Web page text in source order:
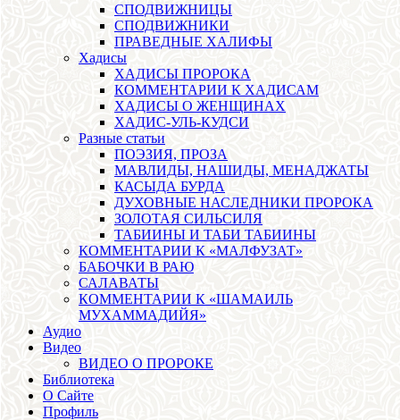
СПОДВИЖНИЦЫ
СПОДВИЖНИКИ
ПРАВЕДНЫЕ ХАЛИФЫ
Хадисы
ХАДИСЫ ПРОРОКА
КОММЕНТАРИИ К ХАДИСАМ
ХАДИСЫ О ЖЕНЩИНАХ
ХАДИС-УЛЬ-КУДСИ
Разные статьи
ПОЭЗИЯ, ПРОЗА
МАВЛИДЫ, НАШИДЫ, МЕНАДЖАТЫ
КАСЫДА БУРДА
ДУХОВНЫЕ НАСЛЕДНИКИ ПРОРОКА
ЗОЛОТАЯ СИЛЬСИЛЯ
ТАБИИНЫ И ТАБИ ТАБИИНЫ
КОММЕНТАРИИ К «МАЛФУЗАТ»
БАБОЧКИ В РАЮ
САЛАВАТЫ
КОММЕНТАРИИ К «ШАМАИЛЬ
МУХАММАДИЙЯ»
Аудио
Видео
ВИДЕО О ПРОРОКЕ
Библиотека
О Сайте
Профиль